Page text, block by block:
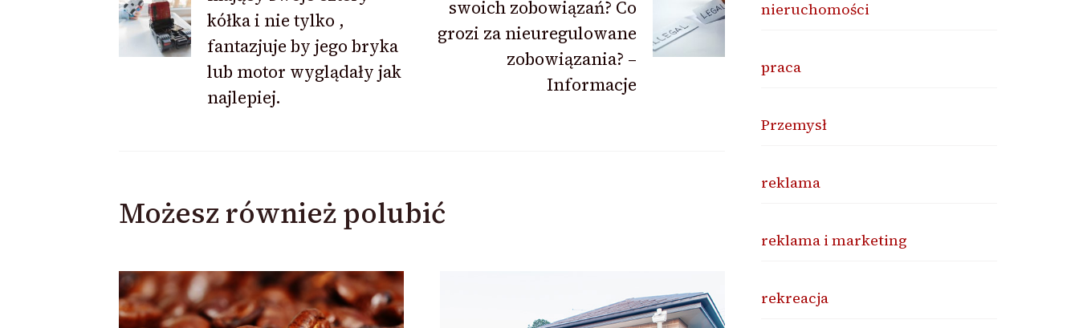
kółka i nie tylko ,
fantazjuje by jego bryka
lub motor wyglądały jak
najlepiej.
swoich zobowiązań? Co
grozi za nieuregulowane
zobowiązania? –
Informacje
Możesz również polubić
nieruchomości
praca
Przemysł
reklama
reklama i marketing
rekreacja